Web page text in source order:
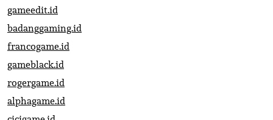
gameedit.id
badanggaming.id
francogame.id
gameblack.id
rogergame.id
alphagame.id